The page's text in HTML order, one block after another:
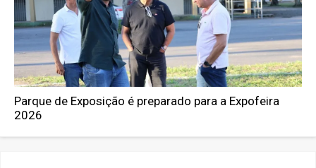
Parque de Exposição é preparado para a Expofeira
2026